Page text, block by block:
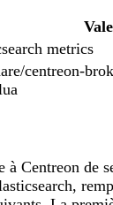
metrics
centreon-
à Centreon de